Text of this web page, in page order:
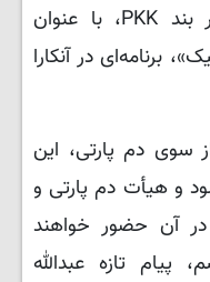
فوریه عبدالله اوجالان، رهبر در بند PKK، با عنوان
برنامه‌ای در آنکارا
سوی دم پارتی، این
می‌شود و هیأت دم پارتی و
آن حضور خواهند
تازه عبدالله